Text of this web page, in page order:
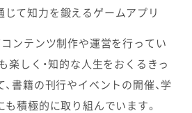
て知力を鍛えるゲームアプリ
ンテンツ制作や運営を行ってい
楽しく・知的な人生をおくるきっ
書籍の刊行やイベントの開催、学
積極的に取り組んでいます。